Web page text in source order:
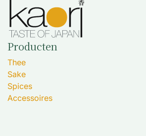
Producten
Thee
Sake
Spices
Accessoires